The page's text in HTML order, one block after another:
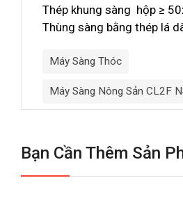
Thép khung sàng hộp ≥
Thùng sàng bằng thép lá
Máy Sàng Thóc
Máy Sàng Nông Sản CL2F
Bạn Cần Thêm Sản